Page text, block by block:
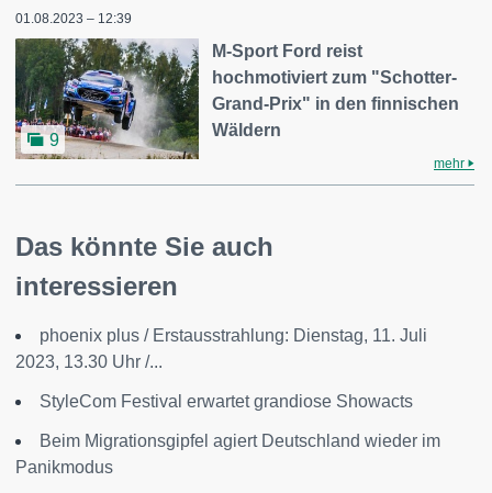
01.08.2023 – 12:39
9
M-Sport Ford reist
hochmotiviert zum "Schotter-
Grand-Prix" in den finnischen
Wäldern
mehr
Das könnte Sie auch
interessieren
phoenix plus / Erstausstrahlung: Dienstag, 11. Juli
2023, 13.30 Uhr /...
StyleCom Festival erwartet grandiose Showacts
Beim Migrationsgipfel agiert Deutschland wieder im
Panikmodus